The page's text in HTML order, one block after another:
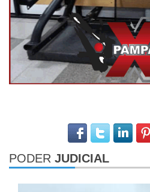
PODER JUDICIAL